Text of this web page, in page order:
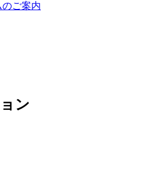
のご案内
ン